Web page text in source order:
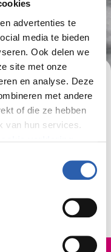
advertenties te
media te bieden
Ook delen we
site met onze
en analyse. Deze
met andere
of die ze hebben
van hun services.
die uw gegevens
van ons met de
meer